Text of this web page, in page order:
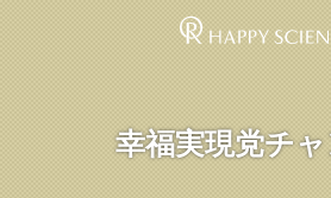
幸福実現党チ